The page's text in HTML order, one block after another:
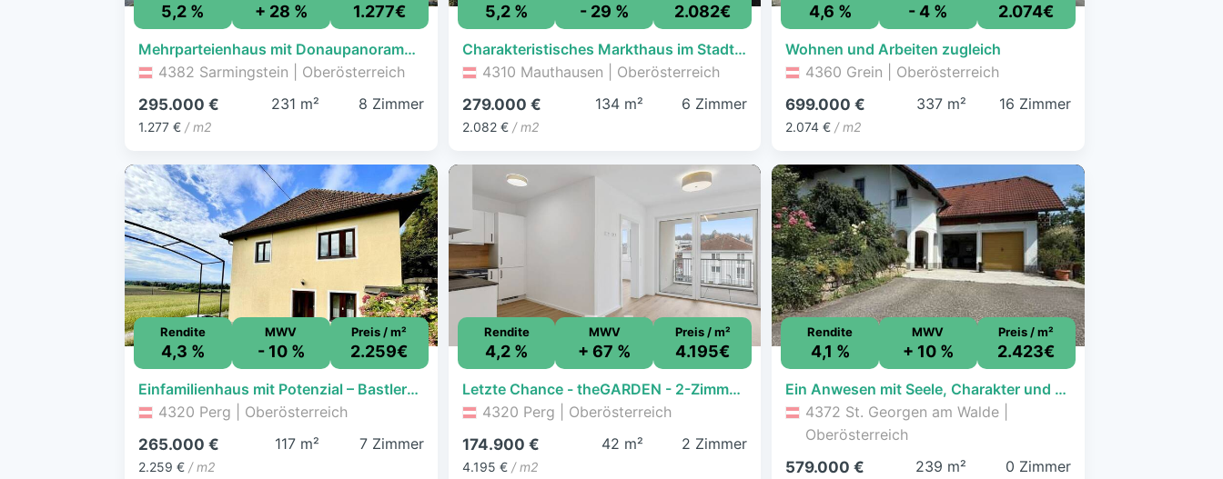
5,2 % + 28 % 1.277€
Mehrparteienhaus mit Donaupanorama – Rendite sichern und/oder selbst nutzen
4382 Sarmingstein | Oberösterreich
295.000 €
1.277 € / m2
231 m² 8 Zimmer
5,2 % - 29 % 2.082€
Charakteristisches Markthaus im Stadtzentrum
4310 Mauthausen | Oberösterreich
279.000 €
2.082 €/ m2
134 m² 6 Zimmer
4,6 % - 4 % 2.074€
Wohnen und Arbeiten zugleich
4360 Grein | Oberösterreich
699.000 €
2.074 € / m2
337 m² 16 Zimmer
Rendite
4,3 %
MWV
- 10 %
Preis / m²
2.259€
Einfamilienhaus mit Potenzial – Bastlerhit in Perg!
4320 Perg | Oberösterreich
265.000 €
2.259 € / m2
117 m² 7 Zimmer
Rendite
4,2 %
MWV
+ 67 %
Preis / m²
4.195€
Letzte Chance - theGARDEN - 2-Zimmer-Neubauwohnung mit Loggia zu verkaufen!
4320 Perg | Oberösterreich
174.900 €
4.195 €/ m2
42 m² 2 Zimmer
Rendite
4,1 %
MWV
+ 10 %
Preis / m²
2.423€
Ein Anwesen mit Seele, Charakter und Charme - ein Ort zum Leben, Arbeiten und Genießen
4372 St. Georgen am Walde |
Oberösterreich
579.000 €
239 m² 0 Zimmer